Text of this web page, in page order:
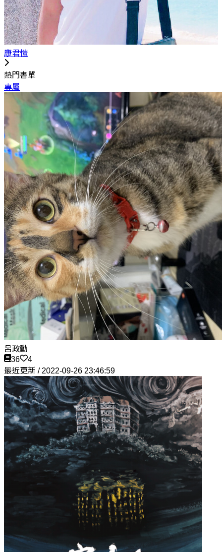
康君愷
熱門書單
專屬
呂政勳
36
4
最近更新 / 2022-09-26 23:46:59